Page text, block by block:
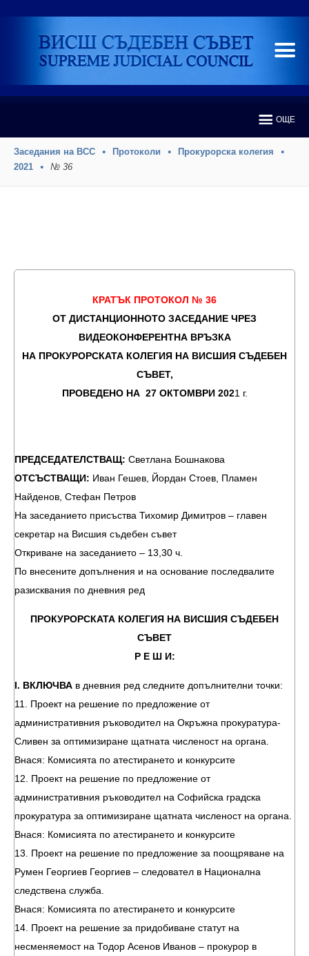
ОЩЕ
Заседания на ВСС Протоколи
Прокурорска колегия
2021
№ 36
КРАТЪК ПРОТОКОЛ № 36
ОТ ДИСТАНЦИОННОТО ЗАСЕДАНИЕ ЧРЕЗ
ВИДЕОКОНФЕРЕНТНА ВРЪЗКА
НА ПРОКУРОРСКАТА КОЛЕГИЯ НА ВИСШИЯ СЪДЕБЕН
СЪВЕТ,
ПРОВЕДЕНО НА 27 ОКТОМВРИ2021 г.
ПРЕДСЕДАТЕЛСТВАЩ: Светлана Бошнакова
ОТСЪСТВАЩИ: Иван Гешев, Йордан Стоев, Пламен
Найденов, Стефан Петров
На заседанието присъства Тихомир Димитров – главен
секретар на Висшия съдебен съвет
Откриване на заседанието – 13,30 ч.
По внесените допълнения и на основание последвалите
разисквания по дневния ред
ПРОКУРОРСКАТА КОЛЕГИЯ НА ВИСШИЯ СЪДЕБЕН
СЪВЕТ
Р Е Ш И:
І. ВКЛЮЧВА в дневния ред следните допълнителни точки:
11. Проект на решение по предложение от
административния ръководител на Окръжна прокуратура-
Сливен за оптимизиране щатната численост на органа.
Внася: Комисията по атестирането и конкурсите
12. Проект на решение по предложение от
административния ръководител на Софийска градска
прокуратура за оптимизиране щатната численост на органа.
Внася: Комисията по атестирането и конкурсите
13. Проект на решение по предложение за поощряване на
Румен Георгиев Георгиев – следовател в Национална
следствена служба.
Внася: Комисията по атестирането и конкурсите
14. Проект на решение за придобиване статут на
несменяемост на Тодор Асенов Иванов – прокурор в